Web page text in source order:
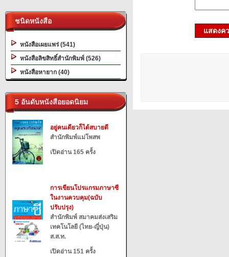
ชนิดหนังสือ
หนังสือเผยแพร่ (541)
หนังสือลิขสิทธิ์สำนักพิมพ์ (526)
หนังสือหายาก (40)
5 อันดับหนังสือยอดนิยม
อยู่คนเดียวก็ได้สบายดี
สำนักพิมพ์แม่โพสพ
เปิดอ่าน 165 ครั้ง
การเขียนโปรแกรมภาษาซี
ในงานควบคุม(ฉบับ
ปรับปรุง)
สำนักพิมพ์ สมาคมส่งเสริม
เทคโนโลยี (ไทย-ญี่ปุ่น)
ส.ส.ท.
เปิดอ่าน 151 ครั้ง
แสดงค